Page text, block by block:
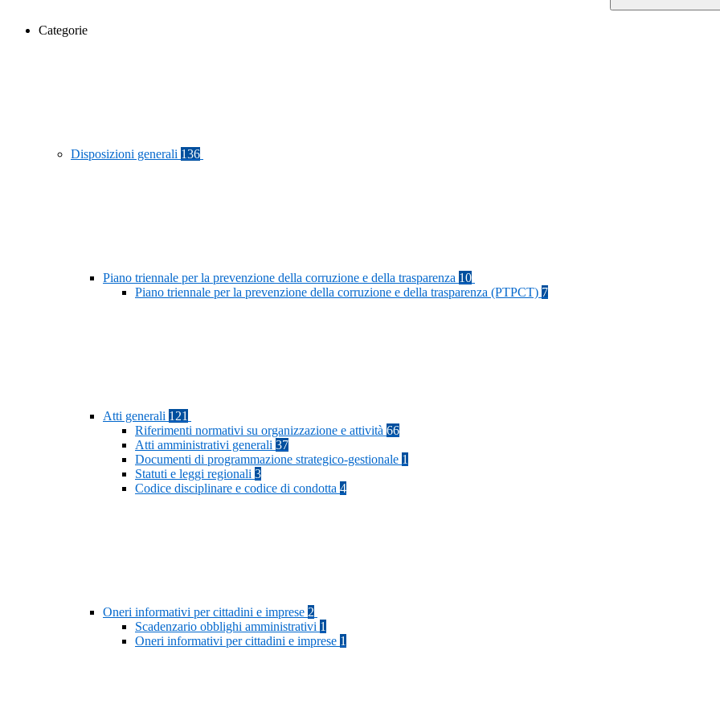
Categorie
Disposizioni generali 136
Piano triennale per la prevenzione della corruzione e della trasparenza 10
Piano triennale per la prevenzione della corruzione e della trasparenza (PTPCT) 7
Atti generali 121
Riferimenti normativi su organizzazione e attività 66
Atti amministrativi generali 37
Documenti di programmazione strategico-gestionale 1
Statuti e leggi regionali 3
Codice disciplinare e codice di condotta 4
Oneri informativi per cittadini e imprese 2
Scadenzario obblighi amministrativi 1
Oneri informativi per cittadini e imprese 1